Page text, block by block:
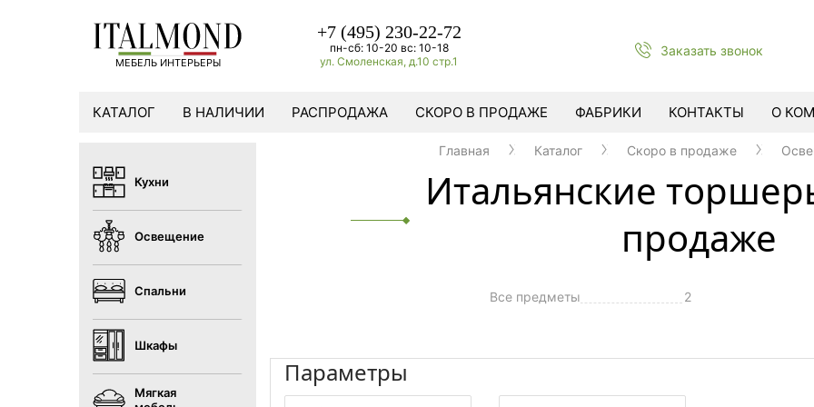
МЕБЕЛЬ ИНТЕРЬЕРЫ
+7 (495) 230-22-72
пн-сб: 10-20 вс: 10-18
ул. Смоленская, д.10 стр.1
Заказать звонок
КАТАЛОГ В НАЛИЧИИ РАСПРОДАЖА СКОРО В ПРОДАЖЕ ФАБРИКИ КОНТАКТЫ О
Кухни
Освещение
Спальни
Шкафы
Мягкая
Главная Каталог Cкоро в продаже
Итальянские
продаже
Все предметы 2
Параметры